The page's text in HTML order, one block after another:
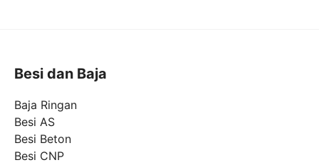
Besi dan Baja
Baja Ringan
Besi AS
Besi Beton
Besi CNP